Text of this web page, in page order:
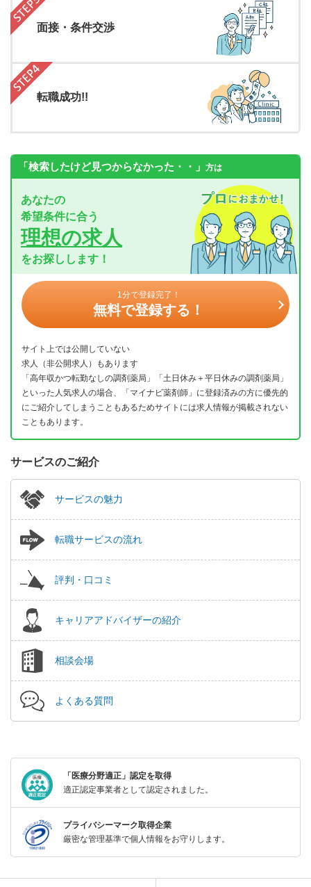
面接・条件交渉
転職成功!!
「検索したけど見つからなかった・・」 方は
あなたの
希望条件に合う
理想の求人
をお探しします！
1分で登録完了！
無料で登録する！
サイト上では公開していない
求人（非公開求人）もあります
「高年収かつ転勤なしの調剤薬局」「土日休み＋平日休みの調剤薬局」
といった人気求人の場合、「マイナビ薬剤師」に登録済みの方に優先的
にご紹介してしまうこともあるためサイトには求人情報が掲載されない
こともあります。
サービスのご紹介
サービスの魅力
転職サービスの流れ
評判・口コミ
キャリアアドバイザーの紹介
相談会場
よくある質問
「医療分野適正」認定を取得
適正認定事業者として認定されました。
プライバシーマーク取得企業
厳密な管理基準で個人情報をお守りします。